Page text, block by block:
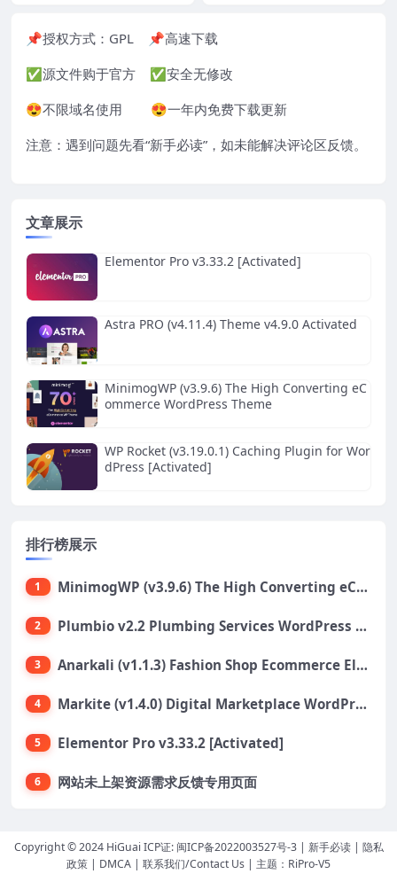
📌授权方式： GPL 📌高速下载
✅源文件购于官方 ✅安全无修改
😍不限域名使用 😍一年内免费下载更新
注意：遇到问题先看“新手必读”，如未能解决评论区反馈。
文章展示
Elementor Pro v3.33.2 [Activated]
Astra PRO (v4.11.4) Theme v4.9.0 Activated
MinimogWP (v3.9.6) The High Converting eC
ommerce WordPress Theme
WP Rocket (v3.19.0.1) Caching Plugin for Wor
dPress [Activated]
排行榜展示
1 MinimogWP (v3.9.6) The High Converting eCommerce WordPress Theme
2 Plumbio v2.2 Plumbing Services WordPress Theme
3 Anarkali (v1.1.3) Fashion Shop Ecommerce Elementor Theme
4 Markite (v1.4.0) Digital Marketplace WordPress Theme
5 Elementor Pro v3.33.2 [Activated]
6 网站未上架资源需求反馈专用页面
Copyright © 2024 HiGuai ICP证: 闽ICP备2022003527号-3| 新手必读| 隐私
政策 | DMCA | 联系我们/Contact Us | 主题： RiPro-V5